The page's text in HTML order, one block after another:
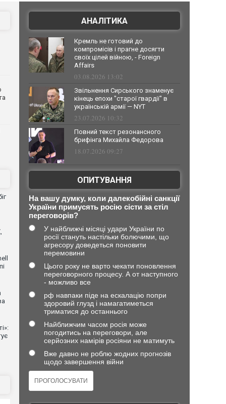
АНАЛІТИКА
Кремль не готовий до
компромісів і прагне досягти
своїх цілей війною, - Foreign
Affairs
03.08.2026 13:02
Звільнення Сирського знаменує
кінець епохи "старої гвардії" в
українській армії — NYT
23.07.2026 10:32
Повний текст резонансного
брифінга Михайла Федорова
18.07.2026 09:27
ОПИТУВАННЯ
На вашу думку, коли далекобійні санкції
України примусять росію сісти за стіл
переговорів?
У найближчі місяці удари України по
росії стануть настільки болючими, що
агресору доведеться поновити
перемовини
Цього року не варто чекати поновлення
переговорного процесу. А от наступного
- можливо все
рф навпаки піде на ескалацію попри
здоровий глузд і намагатиметься
триматися до останнього
Найближчим часом росія може
погодитись на переговори, але
серйозних намірів росіяни не матимуть
Вже давно не роблю жодних прогнозів
щодо завершення війни